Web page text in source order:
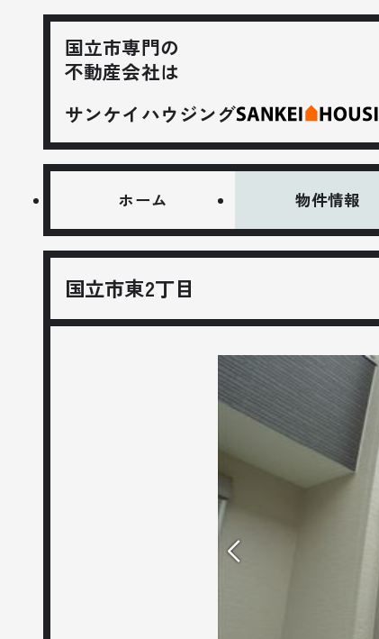
国立市専門の
不動産会社は
サンケイハウジング
ホーム 物件情報
国立市東2丁目